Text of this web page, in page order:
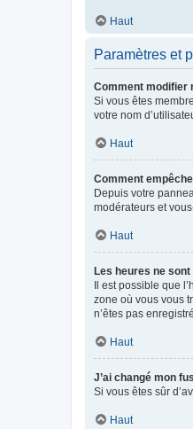
Haut
Paramètres et
Comment modifier
Si vous êtes
votre nom
Haut
Comment
Depuis votre
modérateurs et
Haut
Les heures ne
Il est possible que
zone où vous vous
n’êtes pas
Haut
J’ai changé mon
Si vous êtes sûr
Haut